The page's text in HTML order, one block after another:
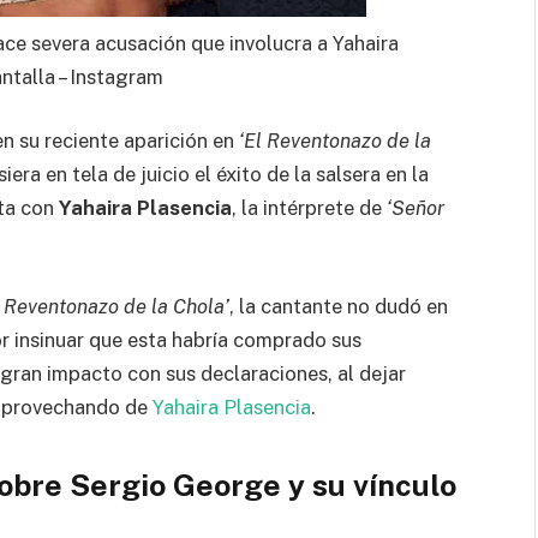
severa acusación que involucra a Yahaira
– Instagram
su reciente aparición en ‘El Reventonazo de la
en tela de juicio el éxito de la salsera en la
con Yahaira Plasencia, la intérprete de ‘Señor
Reventonazo de la Chola’, la cantante no dudó en
insinuar que esta habría comprado sus
impacto con sus declaraciones, al dejar
deYahaira Plasencia.
Sergio George y su vínculo